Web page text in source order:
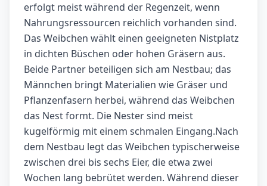
erfolgt meist während der Regenzeit, wenn
Nahrungsressourcen reichlich vorhanden sind.
Das Weibchen wählt einen geeigneten Nistplatz
in dichten Büschen oder hohen Gräsern aus.
Beide Partner beteiligen sich am Nestbau; das
Männchen bringt Materialien wie Gräser und
Pflanzenfasern herbei, während das Weibchen
das Nest formt. Die Nester sind meist
kugelförmig mit einem schmalen Eingang.Nach
dem Nestbau legt das Weibchen typischerweise
zwischen drei bis sechs Eier, die etwa zwei
Wochen lang bebrütet werden. Während dieser